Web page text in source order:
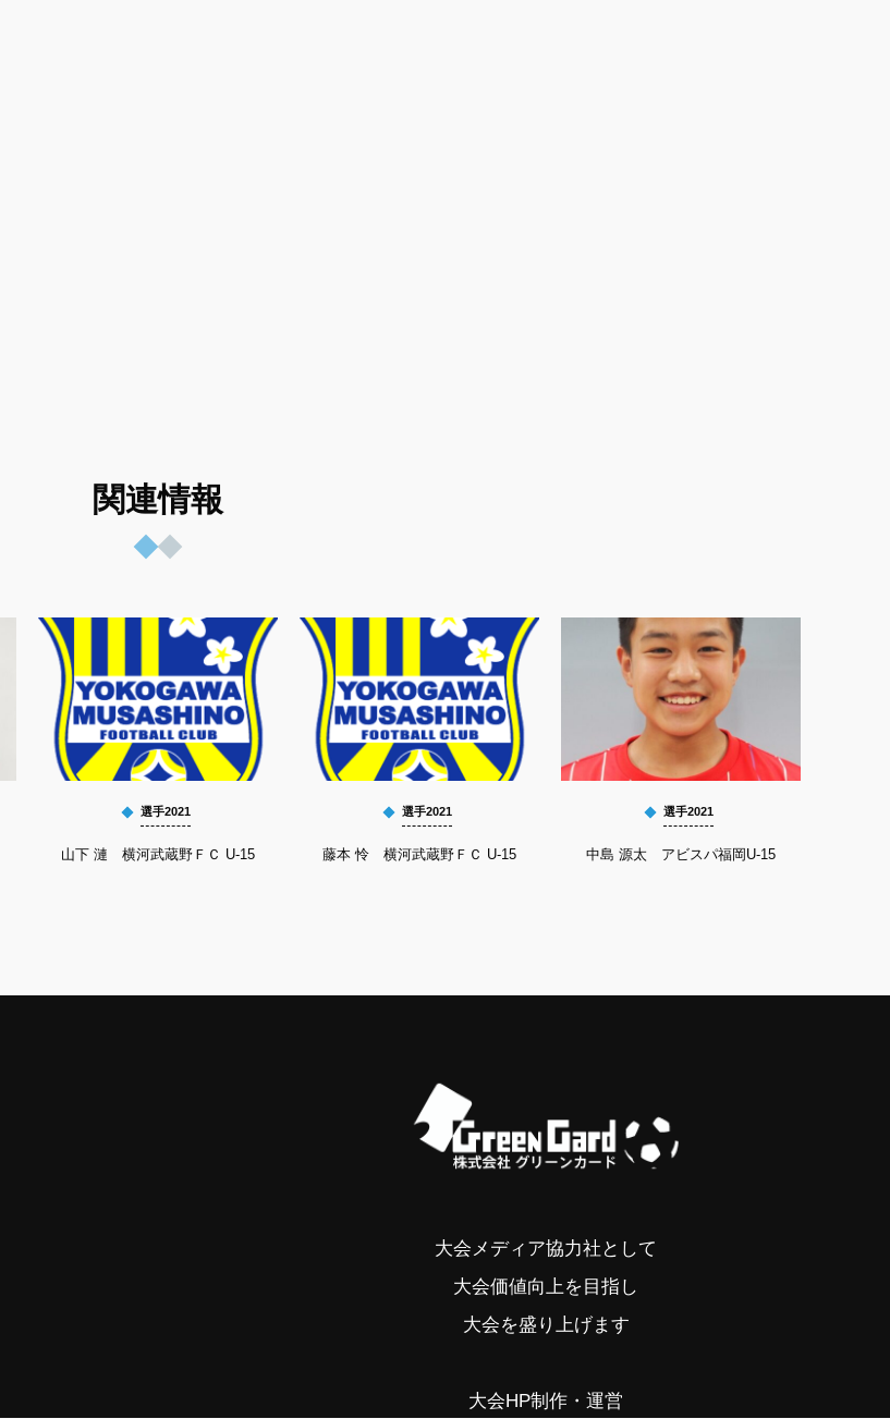
関連情報
選手2021
山下 漣 横河武蔵野ＦＣ U-15
選手2021
藤本 怜 横河武蔵野ＦＣ U-15
選手2021
中島 源太 アビスパ福岡U-15
大会メディア協力社として
大会価値向上を目指し
大会を盛り上げます
大会HP制作・運営